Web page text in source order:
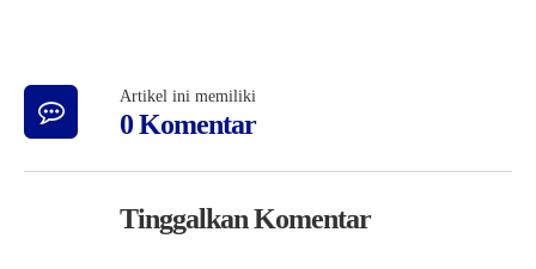
Artikel ini memiliki
0 Komentar
Tinggalkan Komentar